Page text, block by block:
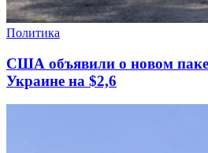
Политика
США объявили о новом
Украине на $2,6